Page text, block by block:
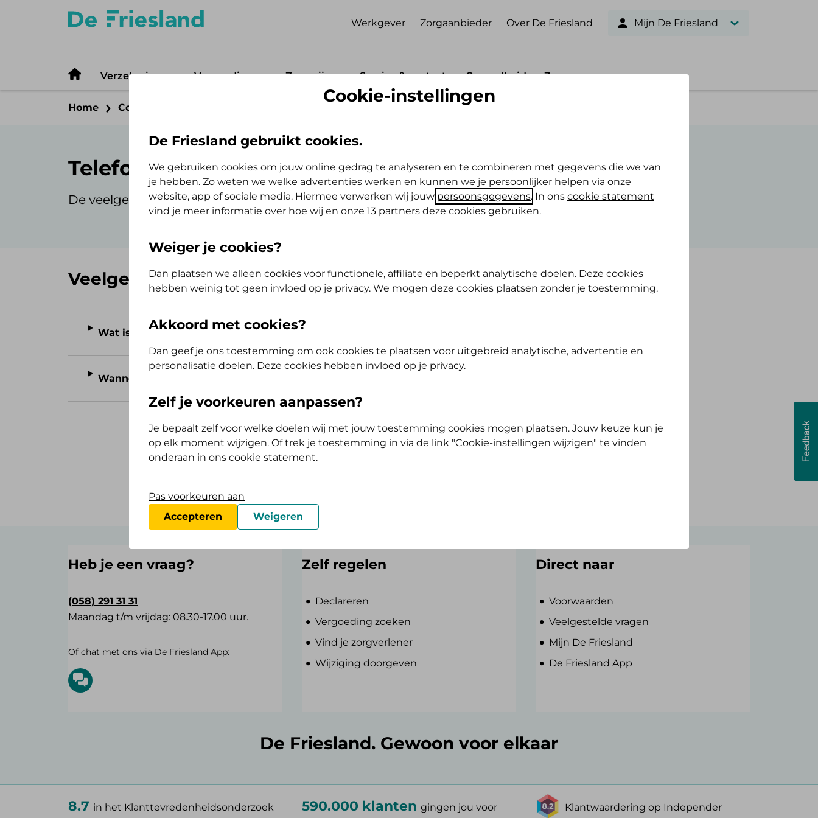
Werkgever Zorgaanbieder Over De Friesland Mijn De Friesland
Verzekeringen Vergoedingen Zorgwijzer Service & contact Gezondheid en Zorg
Home Contact Telefoonnummer klantcontactcenter
Telefoonnummer klantcontactcenter
De veelgestelde vragen over ons telefoonnummer en openingstijden.
Veelgestelde vragen
Wat is het telefoonnummer van De Friesland?
Wanneer zijn jullie telefonisch bereikbaar?
Was deze informatie nuttig?
Heb je een vraag?
(058) 291 31 31
Maandag t/m vrijdag: 08.30-17.00 uur.
Of chat met ons via De Friesland App:
Zelf regelen
Declareren
Vergoeding zoeken
Vind je zorgverlener
Wijziging doorgeven
Direct naar
Voorwaarden
Veelgestelde vragen
Mijn De Friesland
De Friesland App
De Friesland. Gewoon voor elkaar
8.7 in het Klanttevredenheidsonderzoek 590.000 klanten gingen jou voor Klantwaardering op Independer
Cookie-instellingen
De Friesland gebruikt cookies.
We gebruiken cookies om jouw online gedrag te analyseren en te combineren met gegevens die we van
je hebben. Zo weten we welke advertenties werken en kunnen we je persoonlijker helpen via onze
website, app of sociale media. Hiermee verwerken wij jouw persoonsgegevens. In ons cookie statement
vind je meer informatie over hoe wij en onze 13 partners deze cookies gebruiken.
Weiger je cookies?
Dan plaatsen we alleen cookies voor functionele, affiliate en beperkt analytische doelen. Deze cookies
hebben weinig tot geen invloed op je privacy. We mogen deze cookies plaatsen zonder je toestemming.
Akkoord met cookies?
Dan geef je ons toestemming om ook cookies te plaatsen voor uitgebreid analytische, advertentie en
personalisatie doelen. Deze cookies hebben invloed op je privacy.
Zelf je voorkeuren aanpassen?
Je bepaalt zelf voor welke doelen wij met jouw toestemming cookies mogen plaatsen. Jouw keuze kun je
op elk moment wijzigen. Of trek je toestemming in via de link "Cookie-instellingen wijzigen" te vinden
onderaan in ons cookie statement.
Pas voorkeuren aan
Accepteren
Weigeren